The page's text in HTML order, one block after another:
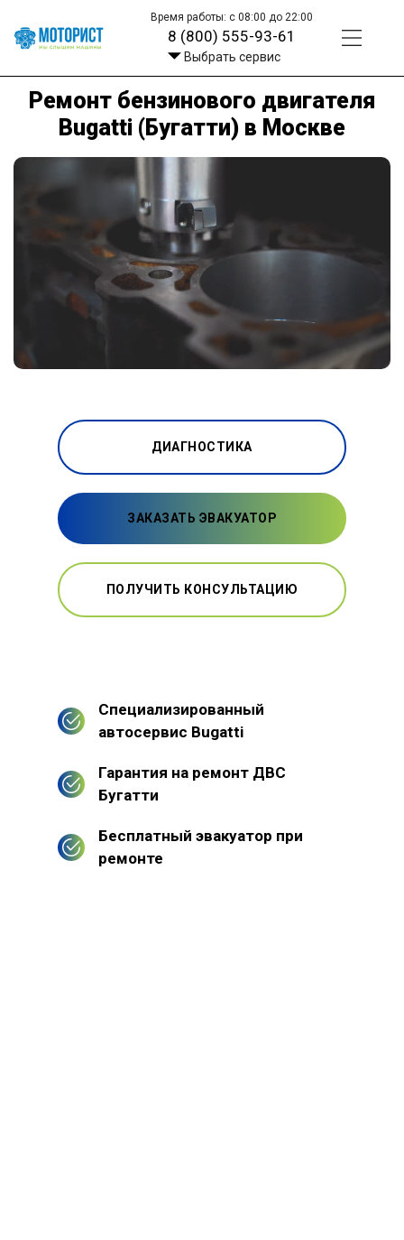
Время работы: с 08:00 до 22:00
8 (800) 555-93-61
Выбрать сервис
Ремонт бензинового двигателя
Bugatti (Бугатти) в Москве
ДИАГНОСТИКА
ЗАКАЗАТЬ ЭВАКУАТОР
ПОЛУЧИТЬ КОНСУЛЬТАЦИЮ
Специализированный
автосервис Bugatti
Гарантия на ремонт ДВС
Бугатти
Бесплатный эвакуатор при
ремонте